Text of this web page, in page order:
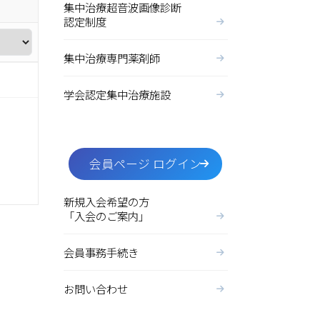
集中治療超音波画像診断
認定制度
集中治療専門薬剤師
学会認定集中治療施設
会員ページ ログイン
新規入会希望の方
「入会のご案内」
会員事務手続き
お問い合わせ